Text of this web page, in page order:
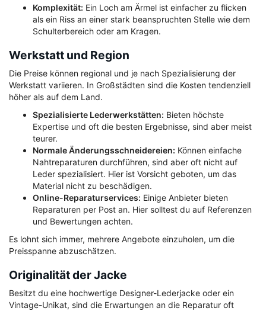
Komplexität: Ein Loch am Ärmel ist einfacher zu flicken
als ein Riss an einer stark beanspruchten Stelle wie dem
Schulterbereich oder am Kragen.
Werkstatt und Region
Die Preise können regional und je nach Spezialisierung der
Werkstatt variieren. In Großstädten sind die Kosten tendenziell
höher als auf dem Land.
Spezialisierte Lederwerkstätten: Bieten höchste
Expertise und oft die besten Ergebnisse, sind aber meist
teurer.
Normale Änderungsschneidereien: Können einfache
Nahtreparaturen durchführen, sind aber oft nicht auf
Leder spezialisiert. Hier ist Vorsicht geboten, um das
Material nicht zu beschädigen.
Online-Reparaturservices: Einige Anbieter bieten
Reparaturen per Post an. Hier solltest du auf Referenzen
und Bewertungen achten.
Es lohnt sich immer, mehrere Angebote einzuholen, um die
Preisspanne abzuschätzen.
Originalität der Jacke
Besitzt du eine hochwertige Designer-Lederjacke oder ein
Vintage-Unikat, sind die Erwartungen an die Reparatur oft